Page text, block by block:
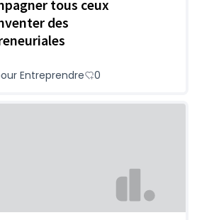
tous ceux
des
Entreprendre 0